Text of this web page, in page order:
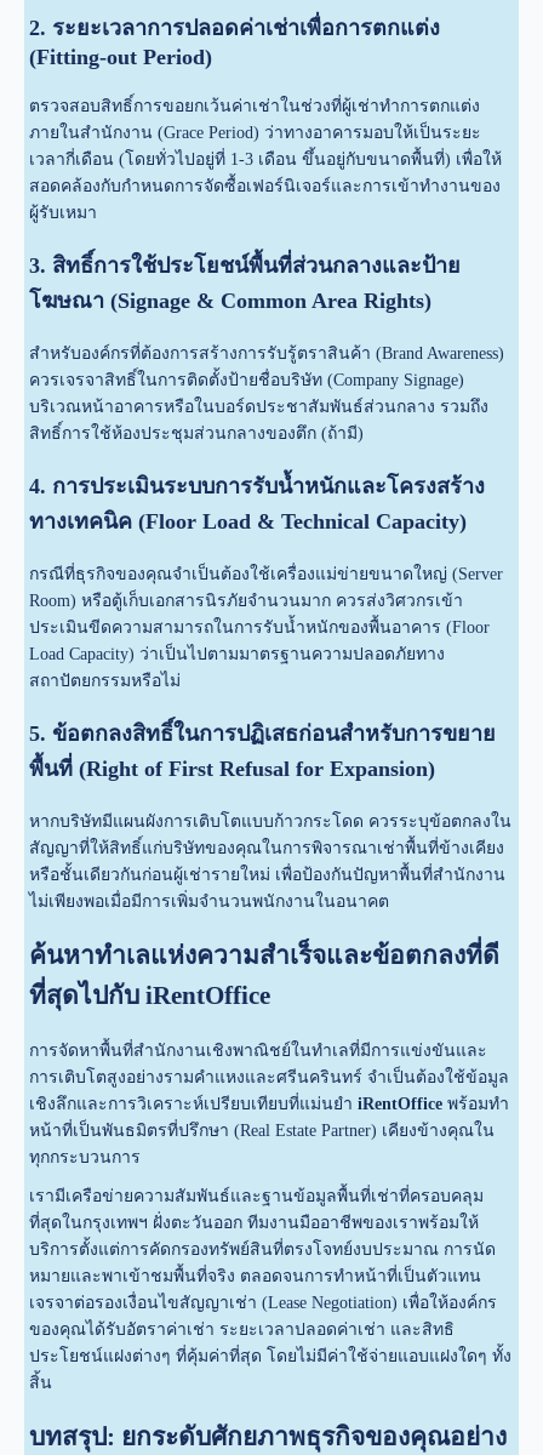
2. ระยะเวลาการปลอดค่าเช่าเพื่อการตกแต่ง
(Fitting-out Period)
ตรวจสอบสิทธิ์การขอยกเว้นค่าเช่าในช่วงที่ผู้เช่าทำการตกแต่ง
ภายในสำนักงาน (Grace Period) ว่าทางอาคารมอบให้เป็นระยะ
เวลากี่เดือน (โดยทั่วไปอยู่ที่ 1-3 เดือน ขึ้นอยู่กับขนาดพื้นที่) เพื่อให้
สอดคล้องกับกำหนดการจัดซื้อเฟอร์นิเจอร์และการเข้าทำงานของ
ผู้รับเหมา
3. สิทธิ์การใช้ประโยชน์พื้นที่ส่วนกลางและป้าย
โฆษณา (Signage & Common Area Rights)
สำหรับองค์กรที่ต้องการสร้างการรับรู้ตราสินค้า (Brand Awareness)
ควรเจรจาสิทธิ์ในการติดตั้งป้ายชื่อบริษัท (Company Signage)
บริเวณหน้าอาคารหรือในบอร์ดประชาสัมพันธ์ส่วนกลาง รวมถึง
สิทธิ์การใช้ห้องประชุมส่วนกลางของตึก (ถ้ามี)
4. การประเมินระบบการรับน้ำหนักและโครงสร้าง
ทางเทคนิค (Floor Load & Technical Capacity)
กรณีที่ธุรกิจของคุณจำเป็นต้องใช้เครื่องแม่ข่ายขนาดใหญ่ (Server
Room) หรือตู้เก็บเอกสารนิรภัยจำนวนมาก ควรส่งวิศวกรเข้า
ประเมินขีดความสามารถในการรับน้ำหนักของพื้นอาคาร (Floor
Load Capacity) ว่าเป็นไปตามมาตรฐานความปลอดภัยทาง
สถาปัตยกรรมหรือไม่
5. ข้อตกลงสิทธิ์ในการปฏิเสธก่อนสำหรับการขยาย
พื้นที่ (Right of First Refusal for Expansion)
หากบริษัทมีแผนผังการเติบโตแบบก้าวกระโดด ควรระบุข้อตกลงใน
สัญญาที่ให้สิทธิ์แก่บริษัทของคุณในการพิจารณาเช่าพื้นที่ข้างเคียง
หรือชั้นเดียวกันก่อนผู้เช่ารายใหม่ เพื่อป้องกันปัญหาพื้นที่สำนักงาน
ไม่เพียงพอเมื่อมีการเพิ่มจำนวนพนักงานในอนาคต
ค้นหาทำเลแห่งความสำเร็จและข้อตกลงที่ดี
ที่สุดไปกับ iRentOffice
การจัดหาพื้นที่สำนักงานเชิงพาณิชย์ในทำเลที่มีการแข่งขันและ
การเติบโตสูงอย่างรามคำแหงและศรีนครินทร์ จำเป็นต้องใช้ข้อมูล
เชิงลึกและการวิเคราะห์เปรียบเทียบที่แม่นยำiRentOffice พร้อมทำ
หน้าที่เป็นพันธมิตรที่ปรึกษา (Real Estate Partner) เคียงข้างคุณใน
ทุกกระบวนการ
เรามีเครือข่ายความสัมพันธ์และฐานข้อมูลพื้นที่เช่าที่ครอบคลุม
ที่สุดในกรุงเทพฯ ฝั่งตะวันออก ทีมงานมืออาชีพของเราพร้อมให้
บริการตั้งแต่การคัดกรองทรัพย์สินที่ตรงโจทย์งบประมาณ การนัด
หมายและพาเข้าชมพื้นที่จริง ตลอดจนการทำหน้าที่เป็นตัวแทน
เจรจาต่อรองเงื่อนไขสัญญาเช่า (Lease Negotiation) เพื่อให้องค์กร
ของคุณได้รับอัตราค่าเช่า ระยะเวลาปลอดค่าเช่า และสิทธิ
ประโยชน์แฝงต่างๆ ที่คุ้มค่าที่สุด โดยไม่มีค่าใช้จ่ายแอบแฝงใดๆ ทั้ง
สิ้น
บทสรุป: ยกระดับศักยภาพธุรกิจของคุณอย่าง